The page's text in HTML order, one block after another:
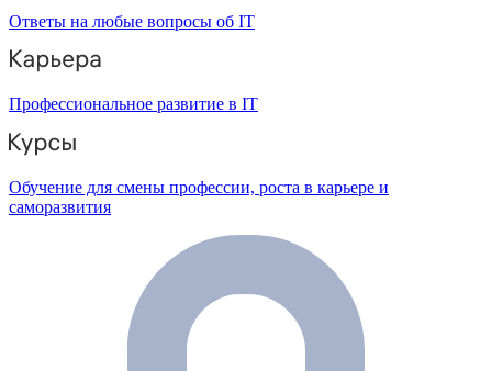
Ответы на любые вопросы об IT
Профессиональное развитие в IT
Обучение для смены профессии, роста в карьере и
саморазвития